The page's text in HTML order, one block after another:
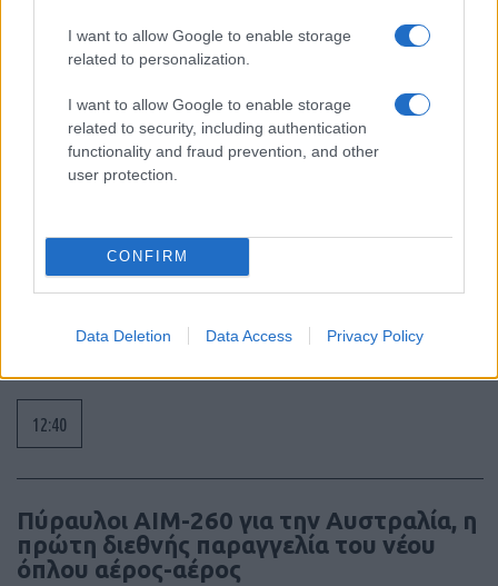
I want to allow Google to enable storage
related to personalization.
I want to allow Google to enable storage
related to security, including authentication
functionality and fraud prevention, and other
user protection.
CONFIRM
Data Deletion Data Access Privacy Policy
To νέο ελικόπτερο NH90 Standard 2:
Ψηφιακή εξέλιξη για τις ειδικές δυνάμεις
στρατιώτες σε μαζικές επιθέσεις των
12:40
Πύραυλοι AIM-260 για την Αυστραλία, η
πρώτη διεθνής παραγγελία του νέου
όπλου αέρος-αέρος